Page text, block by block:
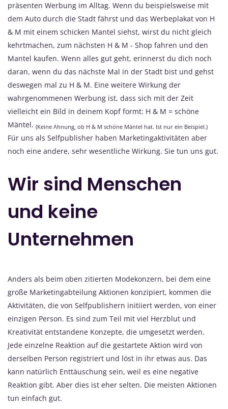
präsenten Werbung im Alltag. Wenn du beispielsweise mit
dem Auto durch die Stadt fährst und das Werbeplakat von H
& M mit einem schicken Mantel siehst, wirst du nicht gleich
kehrtmachen, zum nächsten H & M - Shop fahren und den
Mantel kaufen. Wenn alles gut geht, erinnerst du dich noch
daran, wenn du das nächste Mal in der Stadt bist und gehst
deswegen mal zu H & M. Eine weitere Wirkung der
wahrgenommenen Werbung ist, dass sich mit der Zeit
vielleicht ein Bild in deinem Kopf formt: H & M = schöne
Mäntel. (Keine Ahnung, ob H & M schöne Mäntel hat. Ist nur ein Beispiel.)
Für uns als Selfpublisher haben Marketingaktivitäten aber
noch eine andere, sehr wesentliche Wirkung. Sie tun uns gut.
Wir sind Menschen
und keine
Unternehmen
Anders als beim oben zitierten Modekonzern, bei dem eine
große Marketingabteilung Aktionen konzipiert, kommen die
Aktivitäten, die von Selfpublishern initiiert werden, von einer
einzigen Person. Es sind zum Teil mit viel Herzblut und
Kreativität entstandene Konzepte, die umgesetzt werden.
Jede einzelne Reaktion auf die gestartete Aktion wird von
derselben Person registriert und löst in ihr etwas aus. Das
kann natürlich Enttäuschung sein, weil es eine negative
Reaktion gibt. Aber dies ist eher selten. Die meisten Aktionen
tun einfach gut.